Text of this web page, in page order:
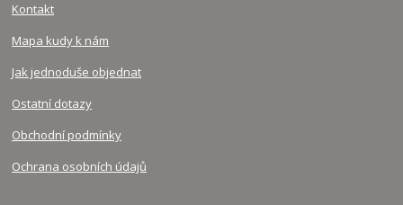
Kontakt
Mapa kudy k nám
Jak jednoduše objednat
Ostatní dotazy
Obchodní podmínky
Ochrana osobních údajů